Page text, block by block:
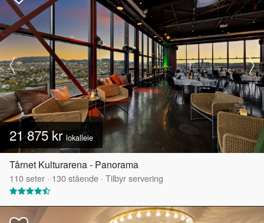
21 875 krlokalleie
Tårnet Kulturarena - Panorama
110seter · 130stående · Tilbyr servering